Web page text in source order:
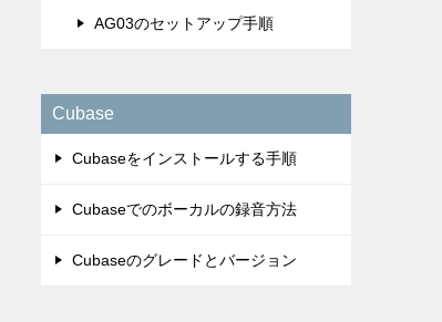
AG03のセットアップ手順
Cubase
Cubaseをインストールする手順
Cubaseでのボーカルの録音方法
Cubaseのグレードとバージョン